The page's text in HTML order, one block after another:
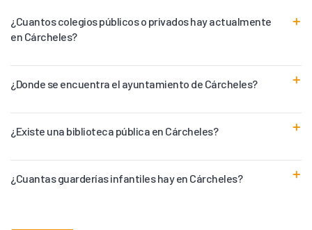
¿Cuantos colegios públicos o privados hay actualmente
en Cárcheles?
¿Donde se encuentra el ayuntamiento de Cárcheles?
¿Existe una biblioteca pública en Cárcheles?
¿Cuantas guarderías infantiles hay en Cárcheles?